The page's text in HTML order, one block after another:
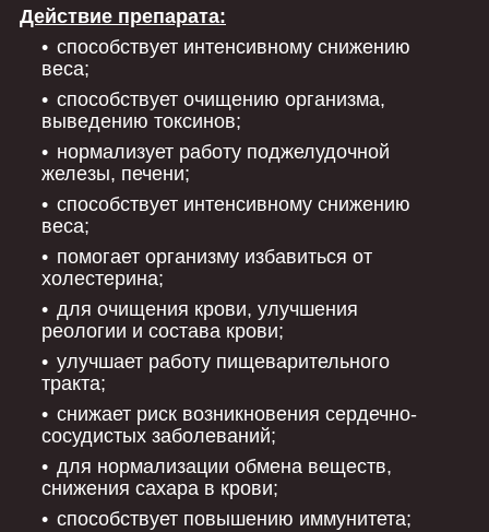
Действие препарата:
способствует интенсивному снижению
веса;
способствует очищению организма,
выведению токсинов;
нормализует работу поджелудочной
железы, печени;
способствует интенсивному снижению
веса;
помогает организму избавиться от
холестерина;
для очищения крови, улучшения
реологии и состава крови;
улучшает работу пищеварительного
тракта;
снижает риск возникновения сердечно-
сосудистых заболеваний;
для нормализации обмена веществ,
снижения сахара в крови;
способствует повышению иммунитета;